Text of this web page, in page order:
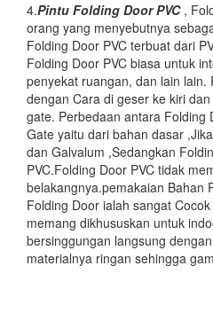
4.Pintu Folding Door PVC,
orang yang menyebutnya
Folding Door PVC terbuat dari
Folding Door PVC biasa untuk
penyekat ruangan, dan lain lain.
dengan Cara di geser ke kiri
gate. Perbedaan antara Folding
Gate yaitu dari bahan dasar
dan Galvalum ,Sedangkan
PVC.Folding Door PVC tidak
belakangnya.pemakaian Bahan
Folding Door ialah sangat
memang dikhususkan untuk
bersinggungan langsung
materialnya ringan sehingga